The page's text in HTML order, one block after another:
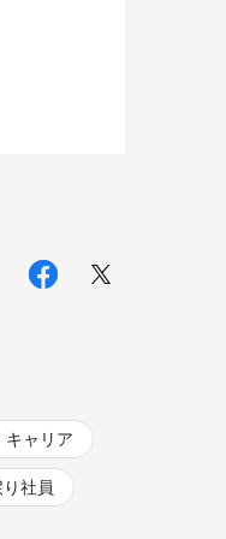
キャリア
社員